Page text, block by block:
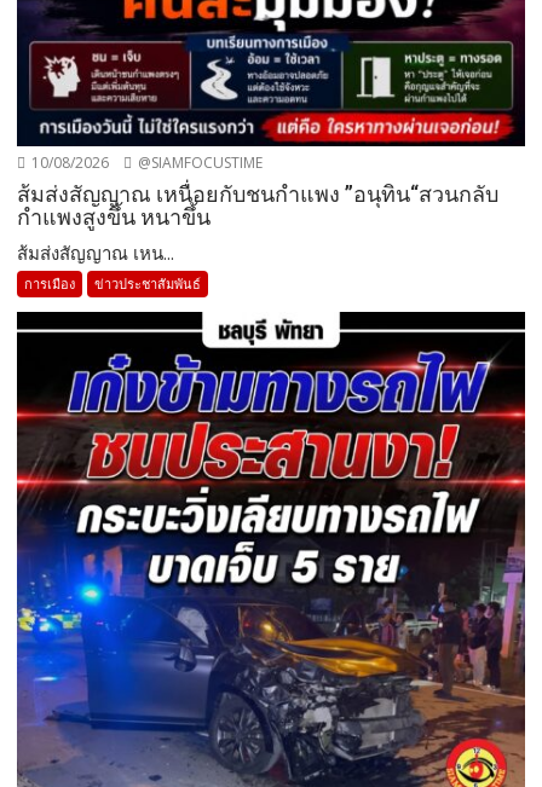
10/08/2026 @SIAMFOCUSTIME
ส้มส่งสัญญาณ เหนื่อยกับชนกำแพง ”อนุทิน“สวนกลับ
กำแพงสูงขึ้น หนาขึ้น
ส้มส่งสัญญาณ เหน...
การเมือง ข่าวประชาสัมพันธ์